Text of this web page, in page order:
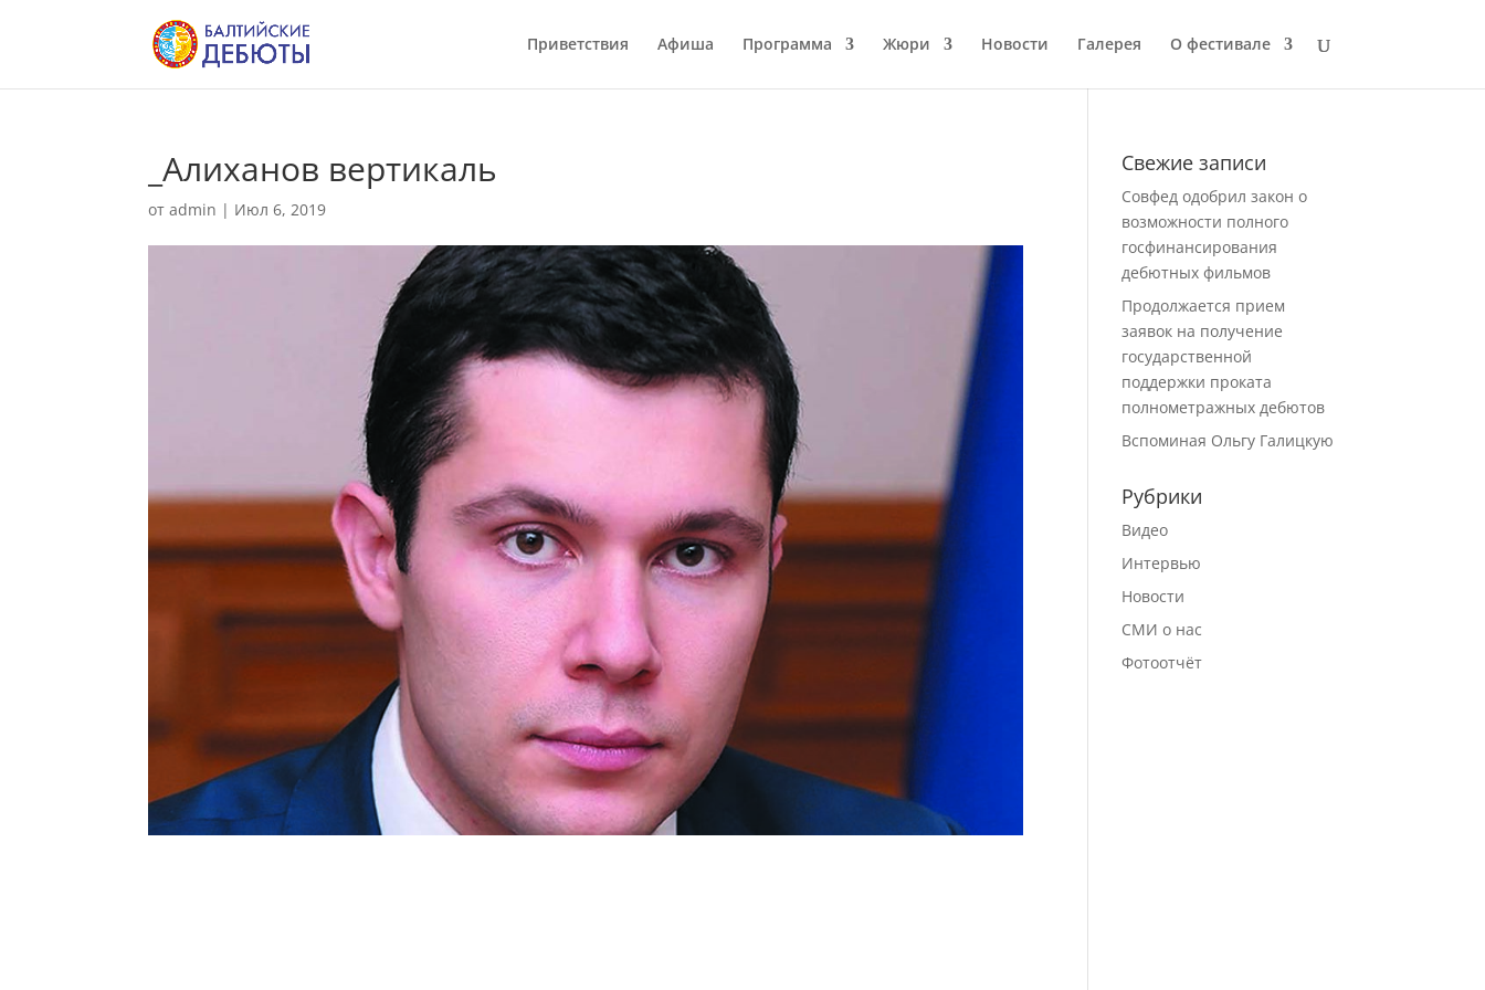
Приветствия Афиша Программа Жюри Новости Галерея О фестивале
_Алиханов вертикаль
отadmin | Июл 6, 2019
Свежие записи
Совфед одобрил закон о
возможности полного
госфинансирования
дебютных фильмов
Продолжается прием
заявок на получение
государственной
поддержки проката
полнометражных дебютов
Вспоминая Ольгу Галицкую
Рубрики
Видео
Интервью
Новости
СМИ о нас
Фотоотчёт